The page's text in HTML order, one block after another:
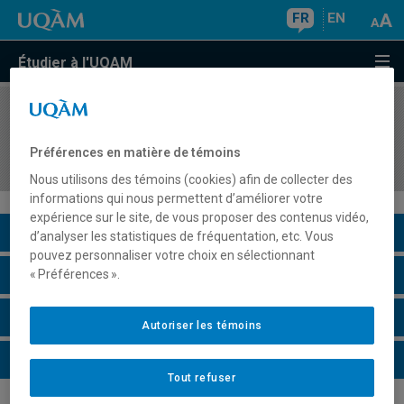
FR EN
Étudier à l'UQAM
COURS//
publiques
Description du cours
Horaire - Été 2026
Horaire - Automne 2026
Horaire - Hiver 2027
Préférences en matière de témoins
Nous utilisons des témoins (cookies) afin de collecter des
informations qui nous permettent d’améliorer votre
expérience sur le site, de vous proposer des contenus vidéo,
d’analyser les statistiques de fréquentation, etc. Vous
pouvez personnaliser votre choix en sélectionnant
« Préférences ».
Tout refuser
Autoriser les témoins